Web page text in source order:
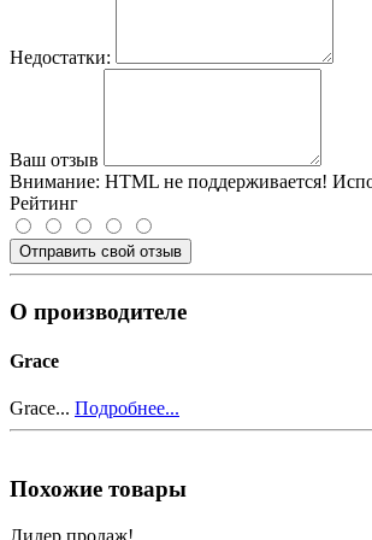
Недостатки:
Ваш отзыв
Внимание: HTML не поддерживается!
Рейтинг
Отправить свой отзыв
О производителе
Grace
Grace... Подробнее...
Похожие товары
Лидер продаж!